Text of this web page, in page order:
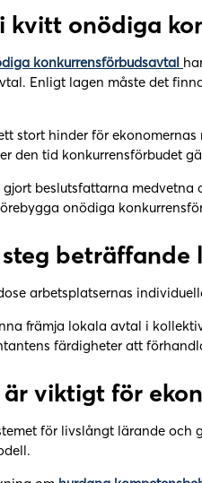
kvitt onödiga
konkurrensförbudsavtal
Enligt lagen måste det
stort hinder för
den tid konkurrensförbudet
beslutsfattarna
onödiga
beträffande
arbetsplatsernas
främja lokala avtal i
färdigheter att
viktigt för
för livslångt lärande